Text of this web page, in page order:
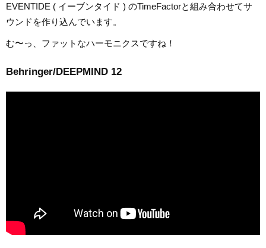
EVENTIDE ( イーブンタイド ) のTimeFactorと組み合わせてサ
ウンドを作り込んでいます。
む〜っ、ファットなハーモニクスですね！
Behringer/DEEPMIND 12